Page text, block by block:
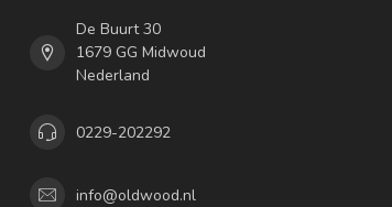
De Buurt 30
1679 GG Midwoud
Nederland
0229-202292
info@oldwood.nl